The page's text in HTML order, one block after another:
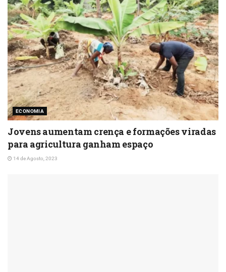
ECONOMIA
Jovens aumentam crença e formações viradas
para agricultura ganham espaço
14 de Agosto, 2023